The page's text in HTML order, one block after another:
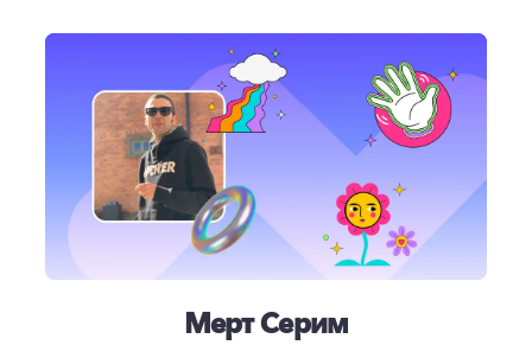
Мерт Серим